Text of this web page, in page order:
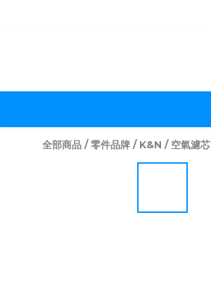
全部商品 /零件品牌 / K&N / 空氣濾芯